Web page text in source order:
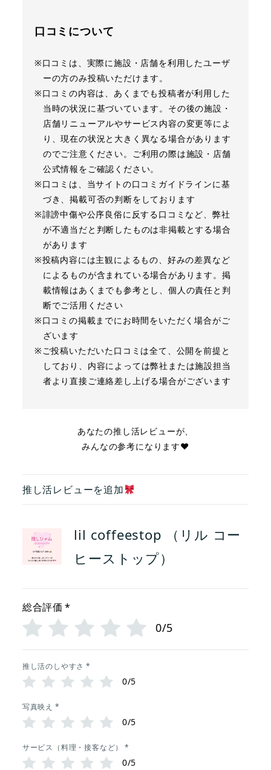
口コミについて
※口コミは、実際に施設・店舗を利用したユーザ
ーの方のみ投稿いただけます。
※口コミの内容は、あくまでも投稿者が利用した
当時の状況に基づいています。その後の施設・
店舗リニューアルやサービス内容の変更等によ
り、現在の状況と大きく異なる場合があります
のでご注意ください。ご利用の際は施設・店舗
公式情報をご確認ください。
※口コミは、当サイトの口コミガイドラインに基
づき、掲載可否の判断をしております
※誹謗中傷や公序良俗に反する口コミなど、弊社
が不適当だと判断したものは非掲載とする場合
があります
※投稿内容には主観によるもの、好みの差異など
によるものが含まれている場合があります。掲
載情報はあくまでも参考とし、個人の責任と判
断でご活用ください
※口コミの掲載までにお時間をいただく場合がご
ざいます
※ご投稿いただいた口コミは全て、公開を前提と
しており、内容によっては弊社または施設担当
者より直接ご連絡差し上げる場合がございます
あなたの推し活レビューが、
みんなの参考になります❤︎
推し活レビューを追加
lil coffeestop （リル コー
ヒーストップ）
総合評価 *
0/5
推し活のしやすさ *
0/5
写真映え *
0/5
サービス（料理・接客など） *
0/5